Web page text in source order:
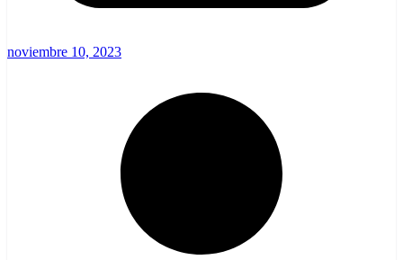
noviembre 10, 2023